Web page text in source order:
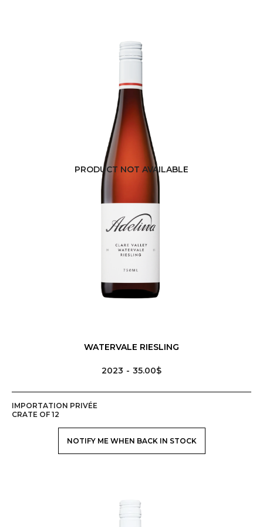
PRODUCT NOT AVAILABLE
WATERVALE RIESLING
2023 35.00$
IMPORTATION PRIVÉE
CRATE OF 12
NOTIFY ME WHEN BACK IN STOCK